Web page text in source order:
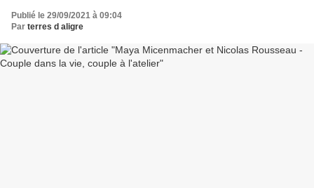
Publié le 29/09/2021 à 09:04
Par terres d aligre